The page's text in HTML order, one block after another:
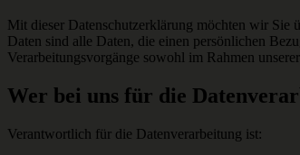
Mit dieser Datenschutzerklärung möchten wir Sie
Daten sind alle Daten, die einen persönlichen
Verarbeitungsvorgänge sowohl im Rahmen
Wer bei uns für die
Verantwortlich für die Datenverarbeitung ist: